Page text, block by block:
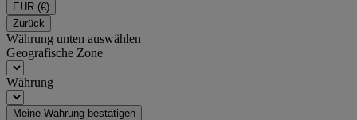
EUR (€)
Zurück
Währung unten auswählen
Geografische Zone
Währung
Meine Währung bestätigen